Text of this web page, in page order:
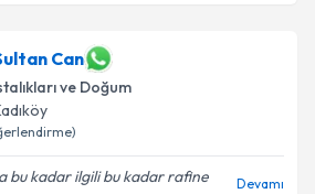
Can
ve Doğum
bu kadar ilgili bu kadar rafine
Devamı